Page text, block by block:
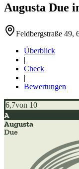
Augusta Due
Feldbergstraße 49,
Überblick
|
Check
|
Bewertungen
6,7von 10
A
Augusta
Due